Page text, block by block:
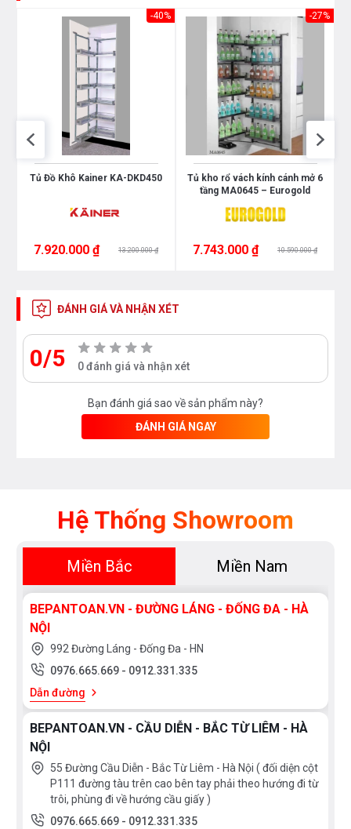
-40%
Tủ Đồ Khô Kainer KA-DKD450
7.920.000 ₫ 13.200.000 ₫
-27%
Tủ kho rổ vách kính cánh mở 6
tầng MA0645 – Eurogold
7.743.000 ₫ 10.590.000 ₫
ĐÁNH GIÁ VÀ NHẬN XÉT
0/5 0 đánh giá và nhận xét
Bạn đánh giá sao về sản phẩm này?
ĐÁNH GIÁ NGAY
Hệ Thống Showroom
Miền Bắc Miền Nam
BEPANTOAN.VN - ĐƯỜNG LÁNG - ĐỐNG ĐA - HÀ
NỘI
992 Đường Láng - Đống Đa - HN
0976.665.669 - 0912.331.335
Dẫn đường
BEPANTOAN.VN - CẦU DIỄN - BẮC TỪ LIÊM - HÀ
NỘI
55 Đường Cầu Diễn - Bắc Từ Liêm - Hà Nội ( đối diện cột
P111 đường tàu trên cao bên tay phải theo hướng đi từ
trôi, phùng đi về hướng cầu giấy )
0976.665.669 - 0912.331.335